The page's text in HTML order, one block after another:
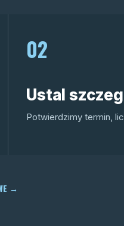
02
Ustal
Potwierdzimy termin,
→